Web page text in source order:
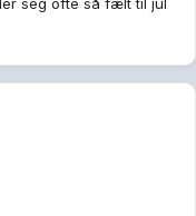
seg ofte så fælt til jul